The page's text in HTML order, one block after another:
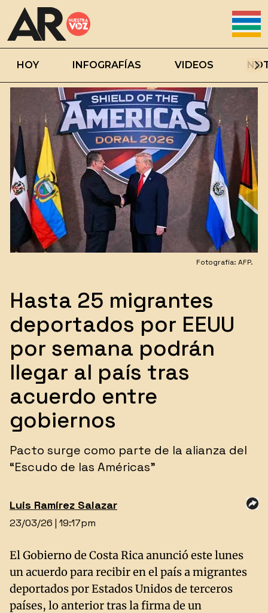
HOY INFOGRAFÍAS VIDEOS
Fotografía: AFP.
Hasta 25 migrantes
deportados por EEUU
por semana podrán
llegar al país tras
acuerdo entre
gobiernos
Pacto surge como parte de la alianza del
“Escudo de las Américas”
Luis Ramírez Salazar
23/03/26 | 19:17pm
El Gobierno de Costa Rica anunció este lunes
un acuerdo para recibir en el país a migrantes
deportados por Estados Unidos de terceros
países, lo anterior tras la firma de un